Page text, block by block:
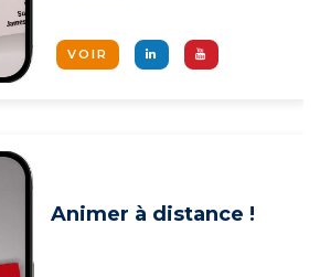
VOIR
Animer à distance !